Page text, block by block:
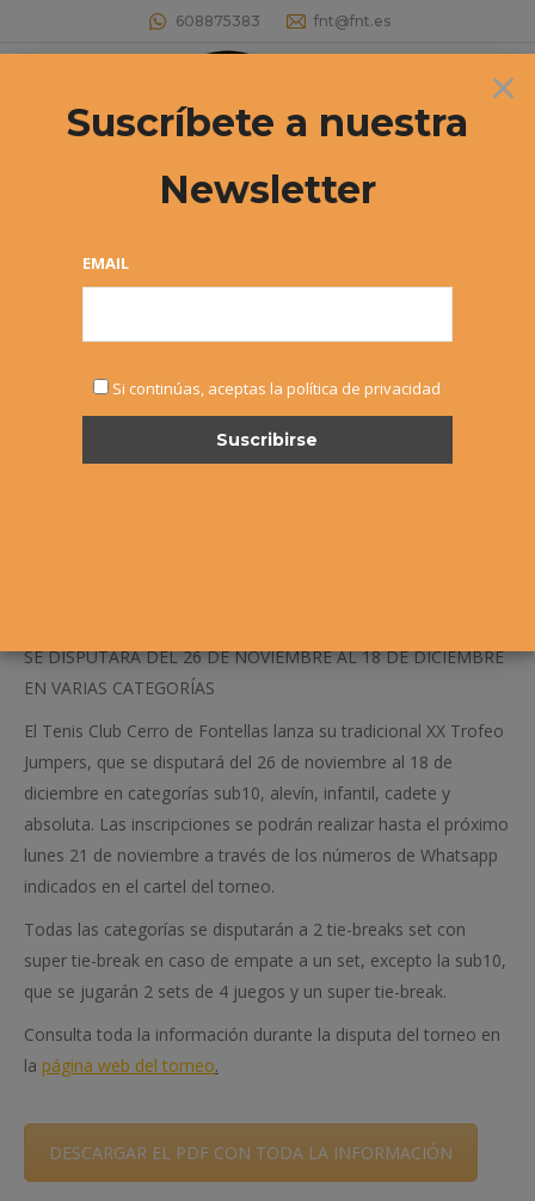
608875383 fnt@fnt.es
Buscar:
SE DISPUTARÁ DEL 26 DE NOVIEMBRE AL 18 DE DICIEMBRE
EN VARIAS CATEGORÍAS
El Tenis Club Cerro de Fontellas lanza su tradicional XX Trofeo
Jumpers, que se disputará del 26 de noviembre al 18 de
diciembre en categorías sub10, alevín, infantil, cadete y
absoluta. Las inscripciones se podrán realizar hasta el próximo
lunes 21 de noviembre a través de los números de Whatsapp
indicados en el cartel del torneo.
Todas las categorías se disputarán a 2 tie-breaks set con
super tie-break en caso de empate a un set, excepto la sub10,
que se jugarán 2 sets de 4 juegos y un super tie-break.
Consulta toda la información durante la disputa del torneo en
la página web del torneo.
DESCARGAR EL PDF CON TODA LA INFORMACIÓN
×
Suscríbete a nuestra
Newsletter
EMAIL
Si continúas, aceptas la política de privacidad